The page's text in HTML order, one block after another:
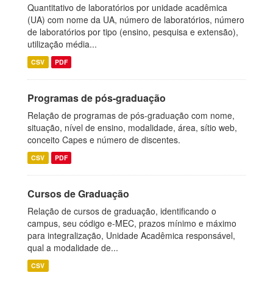
Quantitativo de laboratórios por unidade acadêmica
(UA) com nome da UA, número de laboratórios, número
de laboratórios por tipo (ensino, pesquisa e extensão),
utilização média...
CSV PDF
Programas de pós-graduação
Relação de programas de pós-graduação com nome,
situação, nível de ensino, modalidade, área, sítio web,
conceito Capes e número de discentes.
CSV PDF
Cursos de Graduação
Relação de cursos de graduação, identificando o
campus, seu código e-MEC, prazos mínimo e máximo
para integralização, Unidade Acadêmica responsável,
qual a modalidade de...
CSV